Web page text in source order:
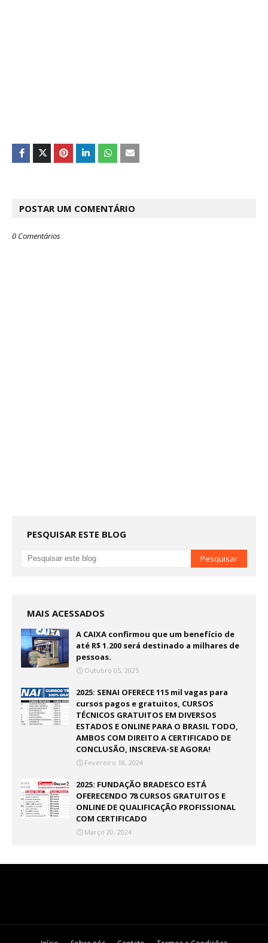
POSTAR UM COMENTÁRIO
0 Comentários
PESQUISAR ESTE BLOG
MAIS ACESSADOS
A CAIXA confirmou que um benefício de
até R$ 1.200 será destinado a milhares de
pessoas.
Outubro 05, 2025
2025: SENAI OFERECE 115 mil vagas para
cursos pagos e gratuitos, CURSOS
TÉCNICOS GRATUITOS EM DIVERSOS
ESTADOS E ONLINE PARA O BRASIL TODO,
AMBOS COM DIREITO A CERTIFICADO DE
CONCLUSÃO, INSCREVA-SE AGORA!
Fevereiro 18, 2024
2025: FUNDAÇÃO BRADESCO ESTÁ
OFERECENDO 78 CURSOS GRATUITOS E
ONLINE DE QUALIFICAÇÃO PROFISSIONAL
COM CERTIFICADO
Março 20, 2024